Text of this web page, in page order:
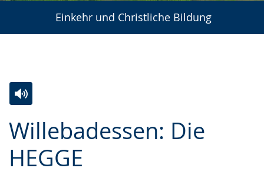
Einkehr und Christliche Bildung
Willebadessen: Die
HEGGE
Leichten
Sprache
wechseln.
Audio-
Unterstützung.
Video
in
Deutscher